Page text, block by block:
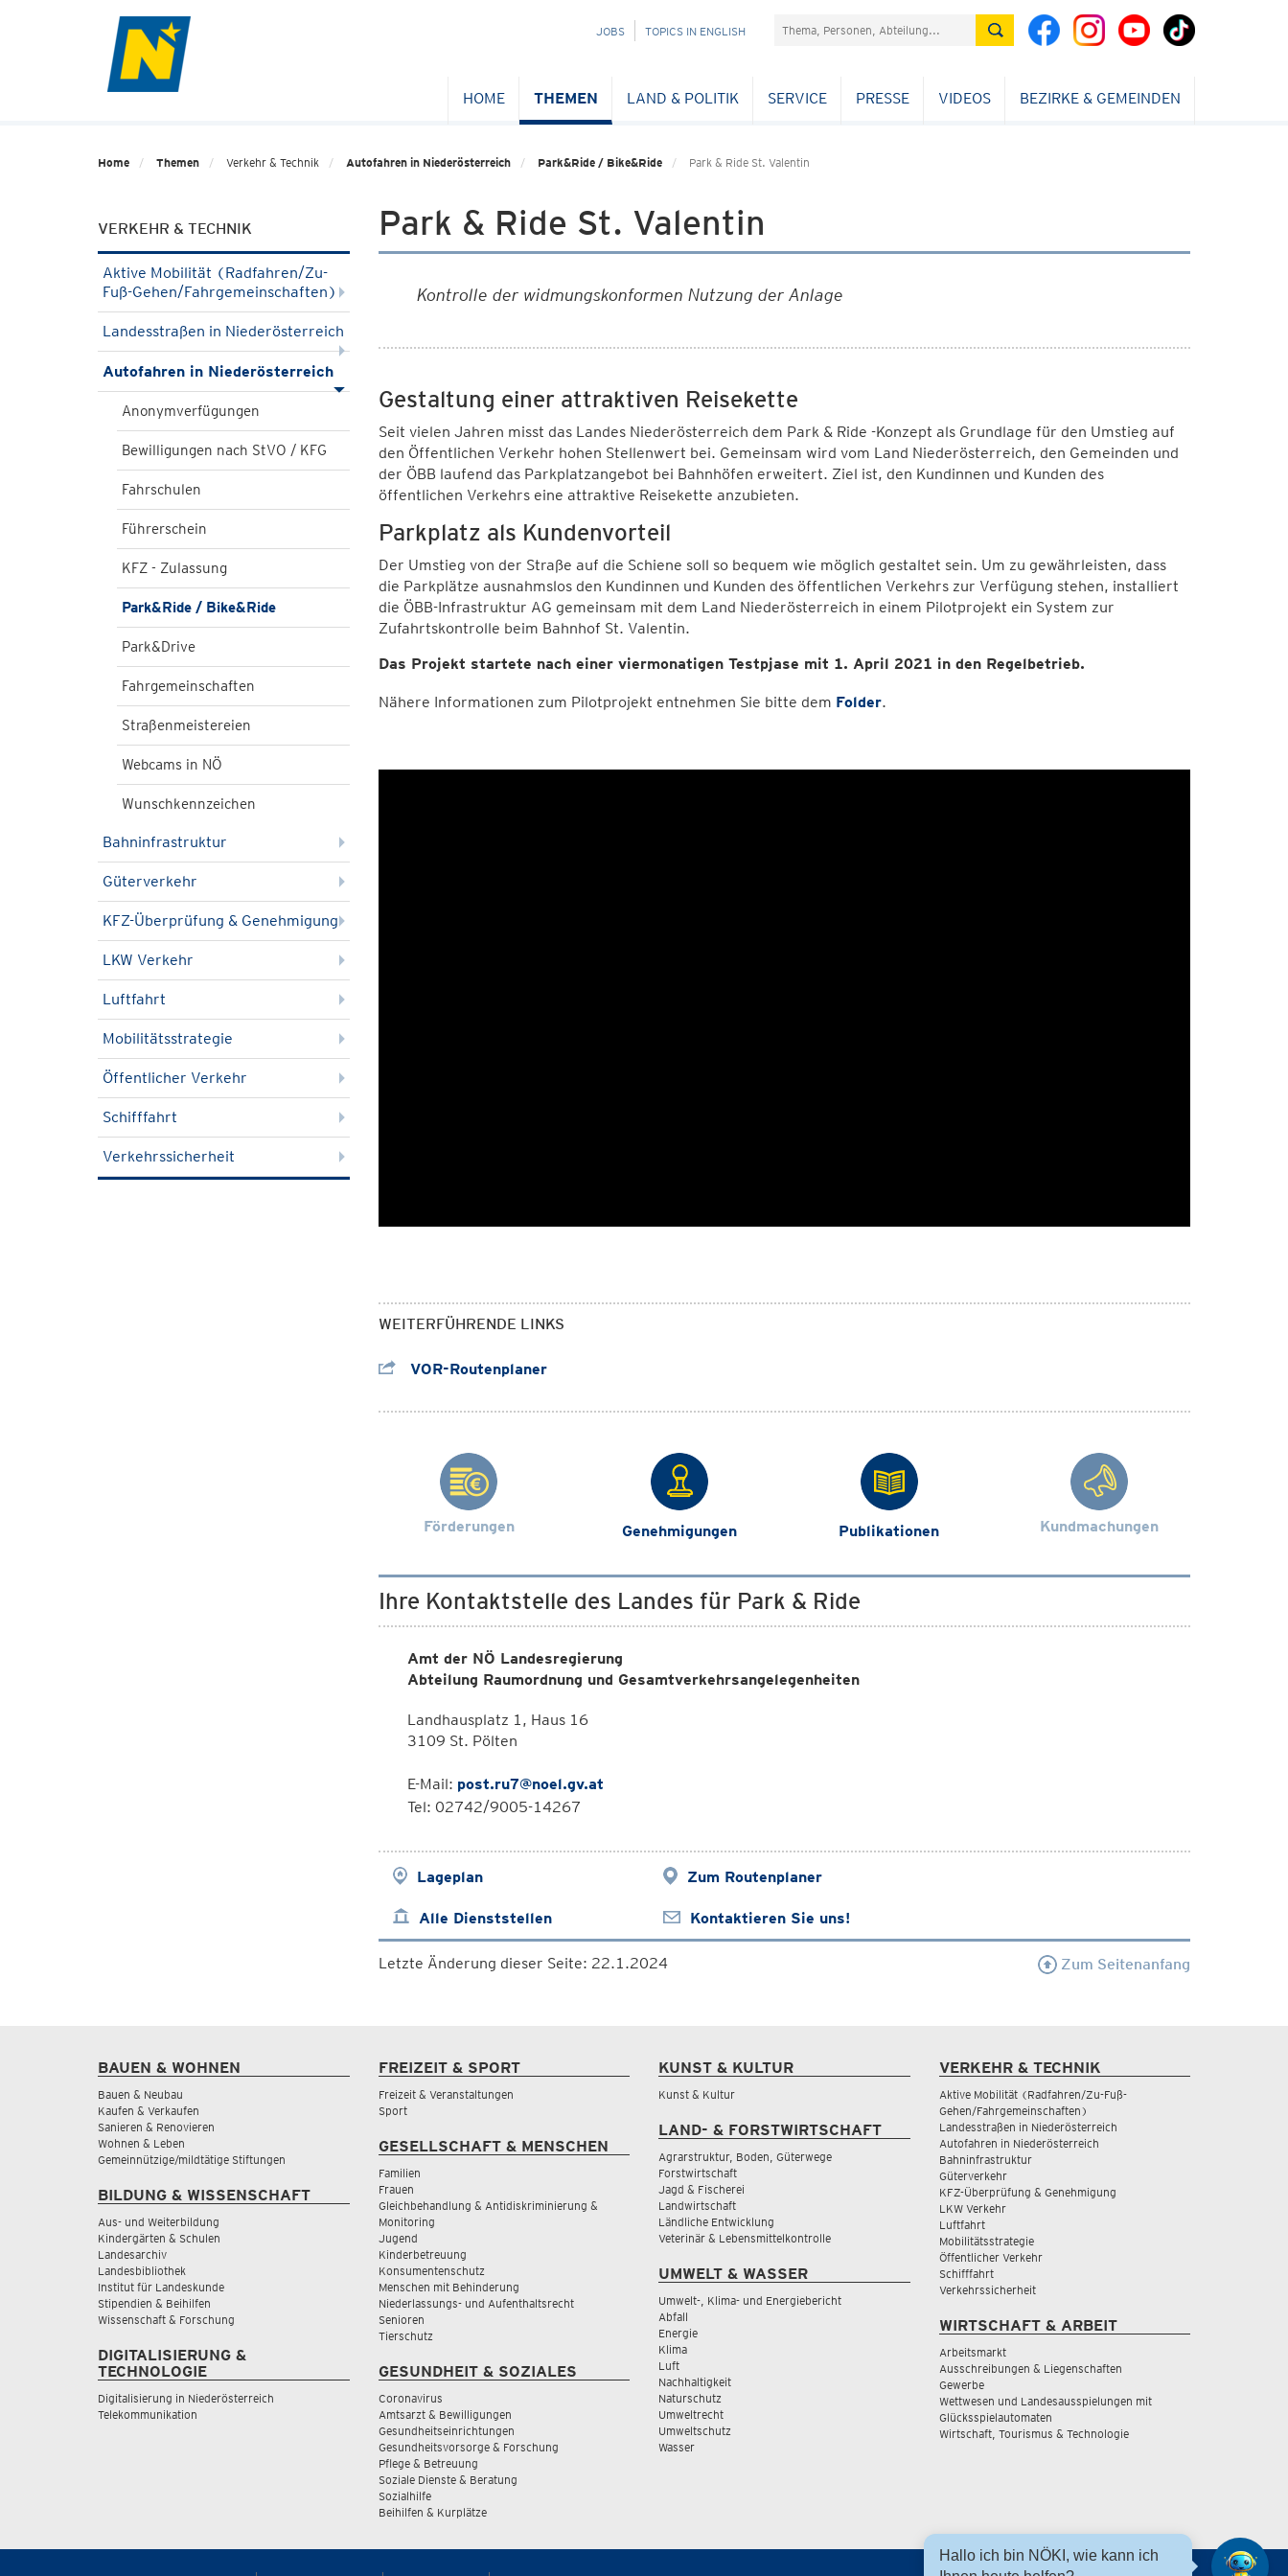
NAVIGATION
JOBS TOPICS IN ENGLISH Suchefeld
HOME THEMEN LAND & POLITIK SERVICE PRESSE VIDEOS BEZIRKE & GEMEINDEN
Home Themen Verkehr & Technik Autofahren in Niederösterreich Park&Ride / Bike&Ride Park & Ride St. Valentin
VERKEHR & TECHNIK
Aktive Mobilität (Radfahren/Zu-
Fuß-Gehen/Fahrgemeinschaften)
Landesstraßen in Niederösterreich
Autofahren in Niederösterreich
Anonymverfügungen
Bewilligungen nach StVO / KFG
Fahrschulen
Führerschein
KFZ - Zulassung
Park&Ride / Bike&Ride
Park&Drive
Fahrgemeinschaften
Straßenmeistereien
Webcams in NÖ
Wunschkennzeichen
Bahninfrastruktur
Güterverkehr
KFZ-Überprüfung & Genehmigung
LKW Verkehr
Luftfahrt
Mobilitätsstrategie
Öffentlicher Verkehr
Schifffahrt
Verkehrssicherheit
Park & Ride St. Valentin
Kontrolle der widmungskonformen Nutzung der Anlage
Gestaltung einer attraktiven Reisekette
Seit vielen Jahren misst das Landes Niederösterreich dem Park & Ride -Konzept als Grundlage für den Umstieg auf
den Öffentlichen Verkehr hohen Stellenwert bei. Gemeinsam wird vom Land Niederösterreich, den Gemeinden und
der ÖBB laufend das Parkplatzangebot bei Bahnhöfen erweitert. Ziel ist, den Kundinnen und Kunden des
öffentlichen Verkehrs eine attraktive Reisekette anzubieten.
Parkplatz als Kundenvorteil
Der Umstieg von der Straße auf die Schiene soll so bequem wie möglich gestaltet sein. Um zu gewährleisten, dass
die Parkplätze ausnahmslos den Kundinnen und Kunden des öffentlichen Verkehrs zur Verfügung stehen, installiert
die ÖBB-Infrastruktur AG gemeinsam mit dem Land Niederösterreich in einem Pilotprojekt ein System zur
Zufahrtskontrolle beim Bahnhof St. Valentin.
Das Projekt startete nach einer viermonatigen Testpjase mit 1. April 2021 in den Regelbetrieb.
Nähere Informationen zum Pilotprojekt entnehmen Sie bitte dem Folder.
WEITERFÜHRENDE LINKS
VOR-Routenplaner
Förderungen Genehmigungen Publikationen Kundmachungen
Ihre Kontaktstelle des Landes für Park & Ride
Amt der NÖ Landesregierung
Abteilung Raumordnung und Gesamtverkehrsangelegenheiten
Landhausplatz 1, Haus 16
3109 St. Pölten
E-Mail: post.ru7@noel.gv.at
Tel: 02742/9005-14267
Lageplan Zum Routenplaner
Alle Dienststellen Kontaktieren Sie uns!
Letzte Änderung dieser Seite: 22.1.2024 Zum Seitenanfang
BAUEN & WOHNEN
Bauen & Neubau
Kaufen & Verkaufen
Sanieren & Renovieren
Wohnen & Leben
Gemeinnützige/mildtätige Stiftungen
BILDUNG & WISSENSCHAFT
Aus- und Weiterbildung
Kindergärten & Schulen
Landesarchiv
Landesbibliothek
Institut für Landeskunde
Stipendien & Beihilfen
Wissenschaft & Forschung
DIGITALISIERUNG &
TECHNOLOGIE
Digitalisierung in Niederösterreich
Telekommunikation
FREIZEIT & SPORT
Freizeit & Veranstaltungen
Sport
GESELLSCHAFT & MENSCHEN
Familien
Frauen
Gleichbehandlung & Antidiskriminierung &
Monitoring
Jugend
Kinderbetreuung
Konsumentenschutz
Menschen mit Behinderung
Niederlassungs- und Aufenthaltsrecht
Senioren
Tierschutz
GESUNDHEIT & SOZIALES
Coronavirus
Amtsarzt & Bewilligungen
Gesundheitseinrichtungen
Gesundheitsvorsorge & Forschung
Pflege & Betreuung
Soziale Dienste & Beratung
Sozialhilfe
Beihilfen & Kurplätze
KUNST & KULTUR
Kunst & Kultur
LAND- & FORSTWIRTSCHAFT
Agrarstruktur, Boden, Güterwege
Forstwirtschaft
Jagd & Fischerei
Landwirtschaft
Ländliche Entwicklung
Veterinär & Lebensmittelkontrolle
UMWELT & WASSER
Umwelt-, Klima- und Energiebericht
Abfall
Energie
Klima
Luft
Nachhaltigkeit
Naturschutz
Umweltrecht
Umweltschutz
Wasser
VERKEHR & TECHNIK
Aktive Mobilität (Radfahren/Zu-Fuß-
Gehen/Fahrgemeinschaften)
Landesstraßen in Niederösterreich
Autofahren in Niederösterreich
Bahninfrastruktur
Güterverkehr
KFZ-Überprüfung & Genehmigung
LKW Verkehr
Luftfahrt
Mobilitätsstrategie
Öffentlicher Verkehr
Schifffahrt
Verkehrssicherheit
WIRTSCHAFT & ARBEIT
Arbeitsmarkt
Ausschreibungen & Liegenschaften
Gewerbe
Wettwesen und Landesausspielungen mit
Glücksspielautomaten
Wirtschaft, Tourismus & Technologie
Hallo ich bin NÖKI, wie kann ich